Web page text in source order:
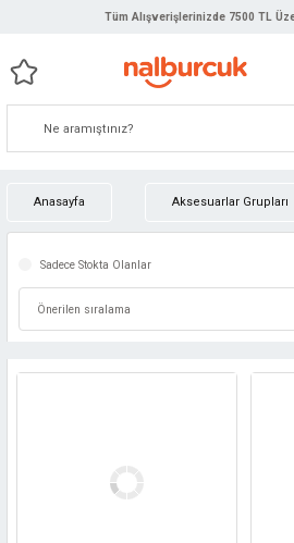
Tüm Alışverişlerinizde 7500 TL
Anasayfa Aksesuarlar Grupları
Sadece Stokta Olanlar